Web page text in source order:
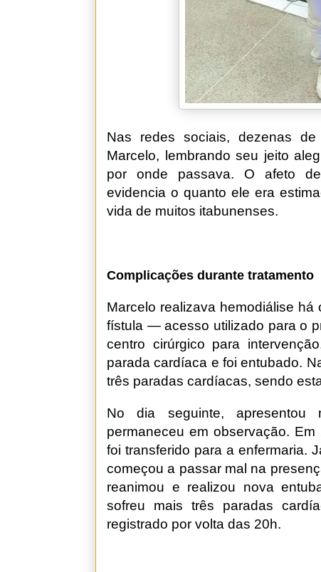
Nas redes sociais, dezenas
Marcelo, lembrando seu jeito
por onde passava. O afeto
evidencia o quanto ele era
vida de muitos itabunenses.
Complicações durante tratamento
Marcelo realizava hemodiálise
fístula — acesso utilizado para o
centro cirúrgico para
parada cardíaca e foi entubado.
três paradas cardíacas, sendo
No dia seguinte, apresentou
permaneceu em observação.
foi transferido para a enfermaria.
começou a passar mal na
reanimou e realizou nova
sofreu mais três paradas
registrado por volta das 20h.